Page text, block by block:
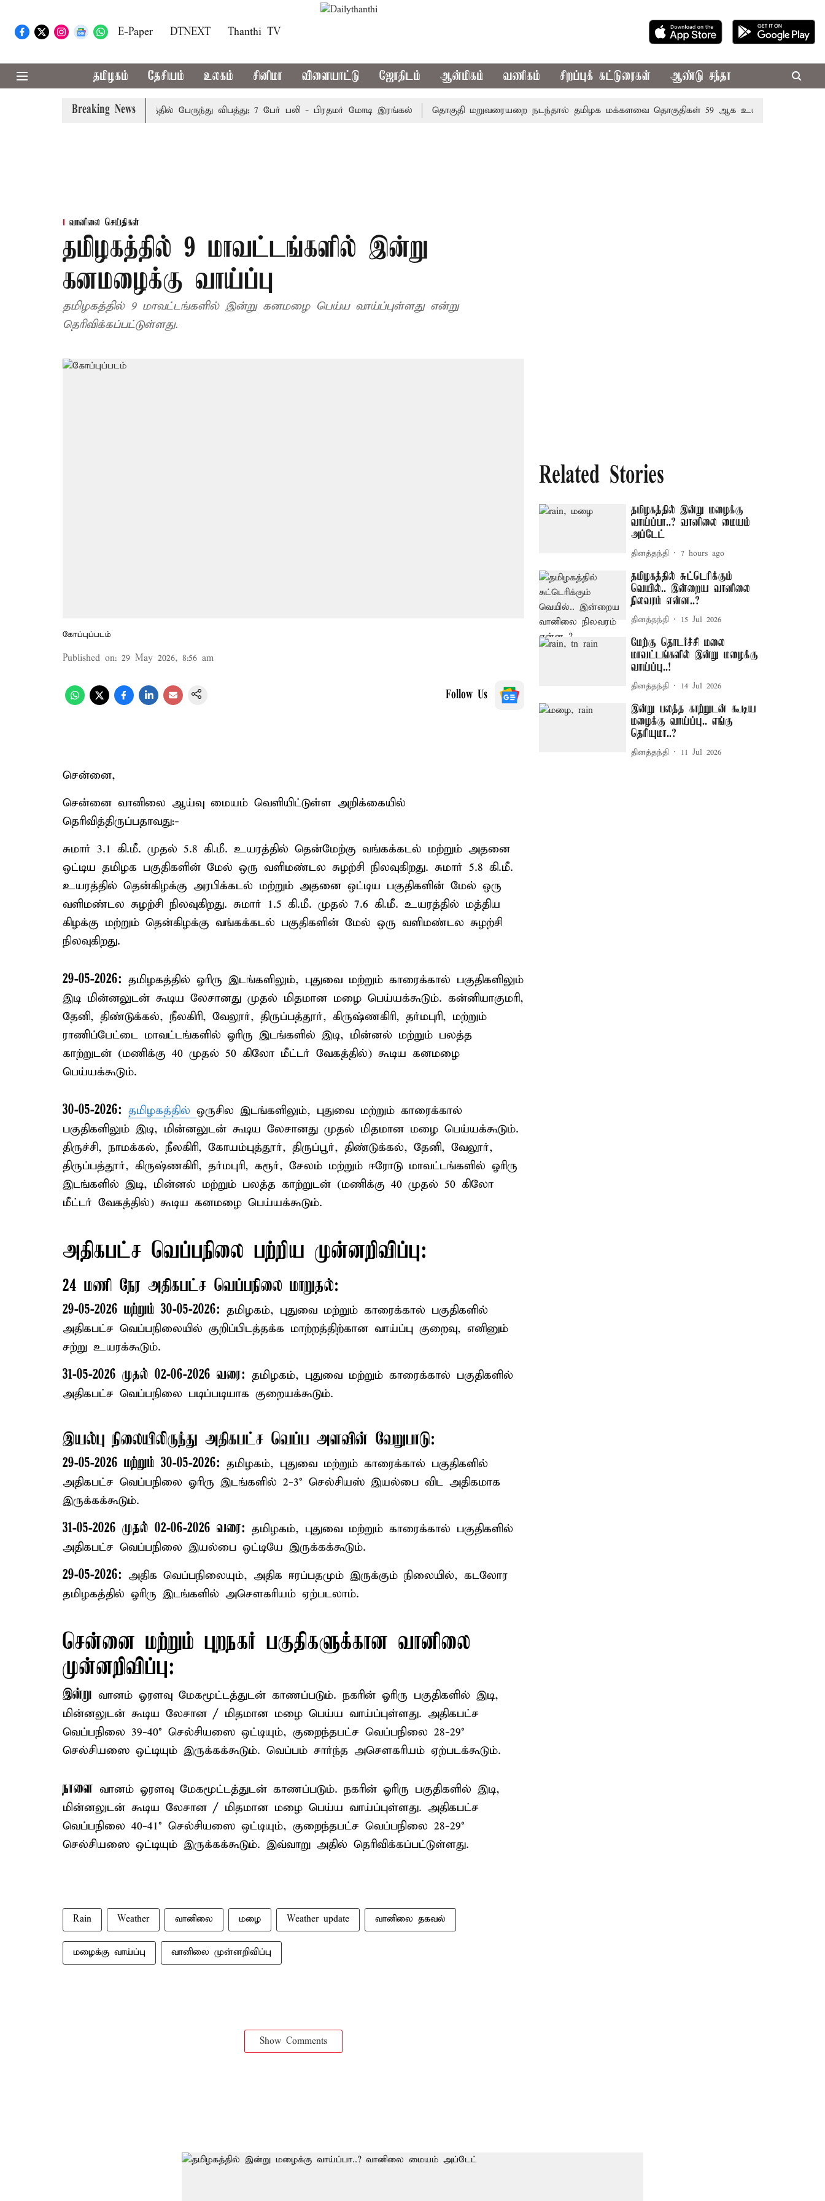
E-Paper DTNEXT Thanthi TV
தமிழகம் தேசியம் உலகம் சினிமா விளையாட்டு ஜோதிடம் ஆன்மிகம் வணிகம் சிறப்புக் கட்டுரைகள் ஆண்டு சந்தா
Breaking News
இமாச்சலத்தில் பேருந்து விபத்து; 7 பேர் பலி - பிரதமர் மோடி இரங்கல் தொகுதி மறுவரையறை நடந்தால் தமிழக மக்களவை தொகுதிகள் 59 ஆக உயரும்: உத்தேச
வானிலை செய்திகள்
தமிழகத்தில் 9 மாவட்டங்களில் இன்று
கனமழைக்கு வாய்ப்பு
தமிழகத்தில் 9 மாவட்டங்களில் இன்று கனமழை பெய்ய வாய்ப்புள்ளது என்று
தெரிவிக்கப்பட்டுள்ளது.
கோப்புப்படம்
Published on: 29 May 2026, 8:56 am
Follow Us
சென்னை,
சென்னை வானிலை ஆய்வு மையம் வெளியிட்டுள்ள அறிக்கையில்
தெரிவித்திருப்பதாவது:-
சுமார் 3.1 கி.மீ. முதல் 5.8 கி.மீ. உயரத்தில் தென்மேற்கு வங்கக்கடல் மற்றும் அதனை
ஒட்டிய தமிழக பகுதிகளின் மேல் ஒரு வளிமண்டல சுழற்சி நிலவுகிறது. சுமார் 5.8 கி.மீ.
உயரத்தில் தென்கிழக்கு அரபிக்கடல் மற்றும் அதனை ஒட்டிய பகுதிகளின் மேல் ஒரு
வளிமண்டல சுழற்சி நிலவுகிறது. சுமார் 1.5 கி.மீ. முதல் 7.6 கி.மீ. உயரத்தில் மத்திய
கிழக்கு மற்றும் தென்கிழக்கு வங்கக்கடல் பகுதிகளின் மேல் ஒரு வளிமண்டல சுழற்சி
நிலவுகிறது.
29-05-2026: தமிழகத்தில் ஓரிரு இடங்களிலும், புதுவை மற்றும் காரைக்கால் பகுதிகளிலும்
இடி மின்னலுடன் கூடிய லேசானது முதல் மிதமான மழை பெய்யக்கூடும். கன்னியாகுமரி,
தேனி, திண்டுக்கல், நீலகிரி, வேலூர், திருப்பத்தூர், கிருஷ்ணகிரி, தர்மபுரி, மற்றும்
ராணிப்பேட்டை மாவட்டங்களில் ஓரிரு இடங்களில் இடி, மின்னல் மற்றும் பலத்த
காற்றுடன் (மணிக்கு 40 முதல் 50 கிலோ மீட்டர் வேகத்தில்) கூடிய கனமழை
பெய்யக்கூடும்.
30-05-2026: தமிழகத்தில் ஒருசில இடங்களிலும், புதுவை மற்றும் காரைக்கால்
பகுதிகளிலும் இடி, மின்னலுடன் கூடிய லேசானது முதல் மிதமான மழை பெய்யக்கூடும்.
திருச்சி, நாமக்கல், நீலகிரி, கோயம்புத்தூர், திருப்பூர், திண்டுக்கல், தேனி, வேலூர்,
திருப்பத்தூர், கிருஷ்ணகிரி, தர்மபுரி, கரூர், சேலம் மற்றும் ஈரோடு மாவட்டங்களில் ஓரிரு
இடங்களில் இடி, மின்னல் மற்றும் பலத்த காற்றுடன் (மணிக்கு 40 முதல் 50 கிலோ
மீட்டர் வேகத்தில்) கூடிய கனமழை பெய்யக்கூடும்.
அதிகபட்ச வெப்பநிலை பற்றிய முன்னறிவிப்பு:
24 மணி நேர அதிகபட்ச வெப்பநிலை மாறுதல்:
29-05-2026 மற்றும் 30-05-2026: தமிழகம், புதுவை மற்றும் காரைக்கால் பகுதிகளில்
அதிகபட்ச வெப்பநிலையில் குறிப்பிடத்தக்க மாற்றத்திற்கான வாய்ப்பு குறைவு, எனினும்
சற்று உயரக்கூடும்.
31-05-2026 முதல் 02-06-2026 வரை: தமிழகம், புதுவை மற்றும் காரைக்கால் பகுதிகளில்
அதிகபட்ச வெப்பநிலை படிப்படியாக குறையக்கூடும்.
இயல்பு நிலையிலிருந்து அதிகபட்ச வெப்ப அளவின் வேறுபாடு:
29-05-2026 மற்றும் 30-05-2026: தமிழகம், புதுவை மற்றும் காரைக்கால் பகுதிகளில்
அதிகபட்ச வெப்பநிலை ஓரிரு இடங்களில் 2-3° செல்சியஸ் இயல்பை விட அதிகமாக
இருக்கக்கூடும்.
31-05-2026 முதல் 02-06-2026 வரை: தமிழகம், புதுவை மற்றும் காரைக்கால் பகுதிகளில்
அதிகபட்ச வெப்பநிலை இயல்பை ஒட்டியே இருக்கக்கூடும்.
29-05-2026: அதிக வெப்பநிலையும், அதிக ஈரப்பதமும் இருக்கும் நிலையில், கடலோர
தமிழகத்தில் ஓரிரு இடங்களில் அசெளகரியம் ஏற்படலாம்.
சென்னை மற்றும் புறநகர் பகுதிகளுக்கான வானிலை
முன்னறிவிப்பு:
இன்று வானம் ஓரளவு மேகமூட்டத்துடன் காணப்படும். நகரின் ஓரிரு பகுதிகளில் இடி,
மின்னலுடன் கூடிய லேசான / மிதமான மழை பெய்ய வாய்ப்புள்ளது. அதிகபட்ச
வெப்பநிலை 39-40° செல்சியஸை ஒட்டியும், குறைந்தபட்ச வெப்பநிலை 28-29°
செல்சியஸை ஒட்டியும் இருக்கக்கூடும். வெப்பம் சார்ந்த அசௌகரியம் ஏற்படக்கூடும்.
நாளை வானம் ஓரளவு மேகமூட்டத்துடன் காணப்படும். நகரின் ஓரிரு பகுதிகளில் இடி,
மின்னலுடன் கூடிய லேசான / மிதமான மழை பெய்ய வாய்ப்புள்ளது. அதிகபட்ச
வெப்பநிலை 40-41° செல்சியஸை ஒட்டியும், குறைந்தபட்ச வெப்பநிலை 28-29°
செல்சியஸை ஒட்டியும் இருக்கக்கூடும். இவ்வாறு அதில் தெரிவிக்கப்பட்டுள்ளது.
Rain Weather வானிலை மழை Weather update வானிலை தகவல்
மழைக்கு வாய்ப்பு வானிலை முன்னறிவிப்பு
Show Comments
Related Stories
தமிழகத்தில் இன்று மழைக்கு
வாய்ப்பா..? வானிலை மையம்
அப்டேட்
தினத்தந்தி 7 hours ago
தமிழகத்தில் சுட்டெரிக்கும்
வெயில்.. இன்றைய வானிலை
நிலவரம் என்ன..?
தினத்தந்தி 15 Jul 2026
மேற்கு தொடர்ச்சி மலை
மாவட்டங்களில் இன்று மழைக்கு
வாய்ப்பு..!
தினத்தந்தி 14 Jul 2026
இன்று பலத்த காற்றுடன் கூடிய
மழைக்கு வாய்ப்பு.. எங்கு
தெரியுமா..?
தினத்தந்தி 11 Jul 2026